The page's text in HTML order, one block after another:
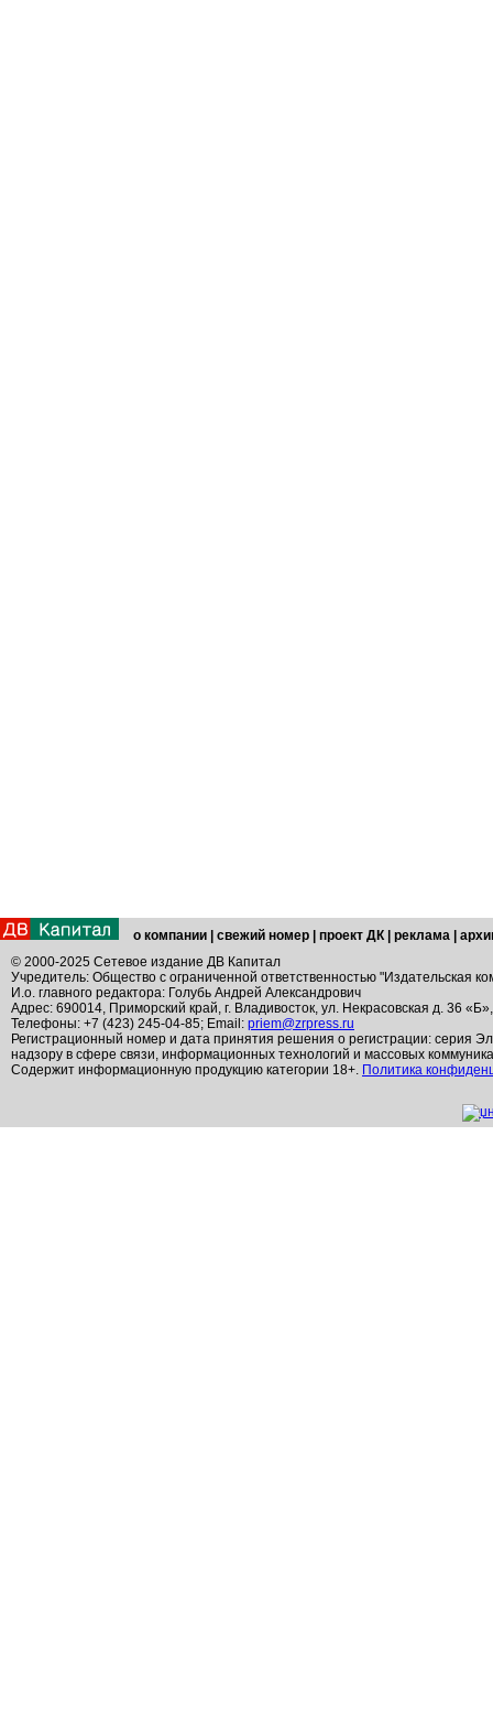
о компании свежий номер проект ДК реклама
© 2000-2025 Сетевое издание ДВ Капитал
Учредитель: Общество с ограниченной ответственностью "Издательская
И.о. главного редактора: Голубь Андрей Александрович
Адрес: 690014, Приморский край, г. Владивосток, ул. Некрасовская д. 36
Телефоны: +7 (423) 245-04-85; Email: priem@zrpress.ru
Регистрационный номер и дата принятия решения о регистрации: серия
надзору в сфере связи, информационных технологий и массовых
Содержит информационную продукцию категории 18+. Политика